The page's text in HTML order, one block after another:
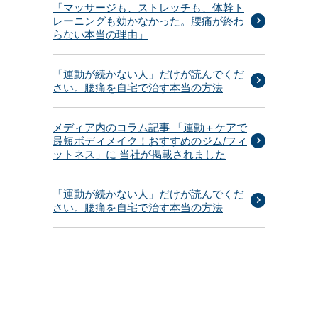
「マッサージも、ストレッチも、体幹ト
レーニングも効かなかった。腰痛が終わ
らない本当の理由」
「運動が続かない人」だけが読んでくだ
さい。腰痛を自宅で治す本当の方法
メディア内のコラム記事 「運動＋ケアで
最短ボディメイク！おすすめのジム/フィ
ットネス」に 当社が掲載されました
「運動が続かない人」だけが読んでくだ
さい。腰痛を自宅で治す本当の方法